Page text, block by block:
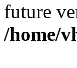
future
/home/